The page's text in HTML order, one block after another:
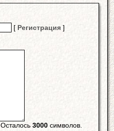
[ Регистрация ]
Осталось 3000 символов.